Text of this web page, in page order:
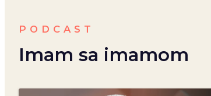
PODCAST
Imam sa imamom